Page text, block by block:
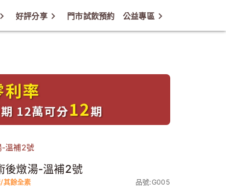
好評分享 門市試飲預約 公益專區
-溫補2號
後燉湯-溫補2號
其餘全素 品號:G005